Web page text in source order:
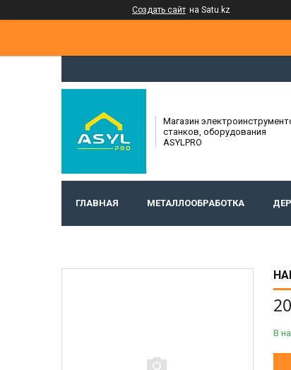
Создать сайт на Satu.kz
Магазин
станков, оборудования
ASYLPRO
ГЛАВНАЯ МЕТАЛЛООБРАБОТКА
В